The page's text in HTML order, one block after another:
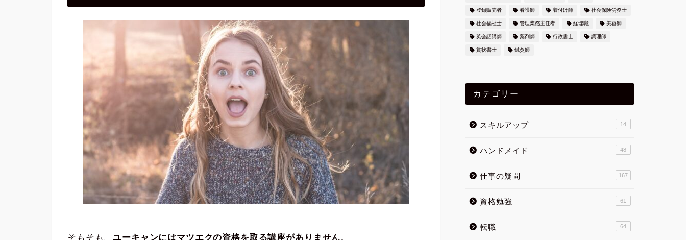
そもそも、ユーキャンにはマツエクの資格を取る講座がありません。
登録販売者 看護師 着付け師 社会保険労務士
社会福祉士 管理業務主任者 経理職 美容師
英会話講師 薬剤師 行政書士 調理師
賞状書士 鍼灸師
カテゴリー
スキルアップ 14
ハンドメイド 48
仕事の疑問 167
資格勉強 61
転職 64